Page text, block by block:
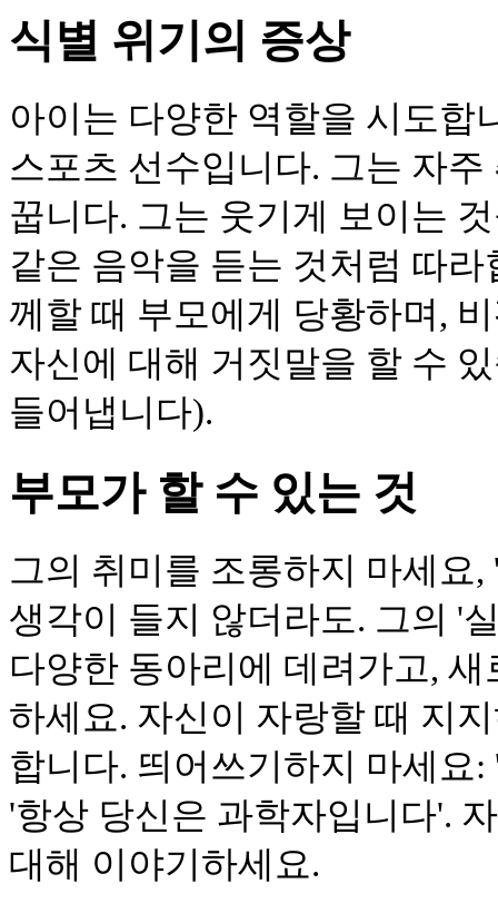
식별 위기의 증상
아이는 다양한 역할을 시도합
스포츠 선수입니다. 그는 자
꿉니다. 그는 웃기게 보이는
같은 음악을 듣는 것처럼 따
께할 때 부모에게 당황하며,
자신에 대해 거짓말을 할 수
들어냅니다).
부모가 할 수 있는 것
그의 취미를 조롱하지 마세요
생각이 들지 않더라도. 그의 '
다양한 동아리에 데려가고,
하세요. 자신이 자랑할 때 지
합니다. 띄어쓰기하지 마세요
'항상 당신은 과학자입니다'.
대해 이야기하세요.